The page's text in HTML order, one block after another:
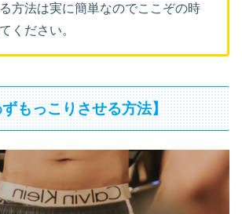
方法は実に簡単なのでここぞの時
ください。
もっこりさせる方法】